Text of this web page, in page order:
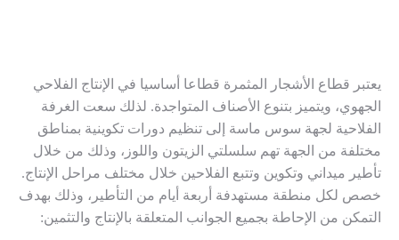
يعتبر قطاع الأشجار المثمرة قطاعا أساسيا في الإنتاج الفلاحي
الجهوي، ويتميز بتنوع الأصناف المتواجدة. لذلك سعت الغرفة
الفلاحية لجهة سوس ماسة إلى تنظيم دورات تكوينية بمناطق
مختلفة من الجهة تهم سلسلتي الزيتون واللوز، وذلك من خلال
تأطير ميداني وتكوين وتتبع الفلاحين خلال مختلف مراحل الإنتاج.
خصص لكل منطقة مستهدفة أربعة أيام من التأطير، وذلك بهدف
التمكن من الإحاطة بجميع الجوانب المتعلقة بالإنتاج والتثمين: